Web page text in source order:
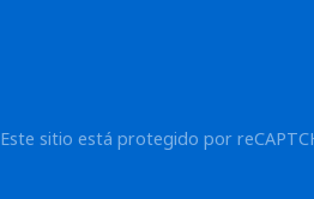
Este sitio está protegido por